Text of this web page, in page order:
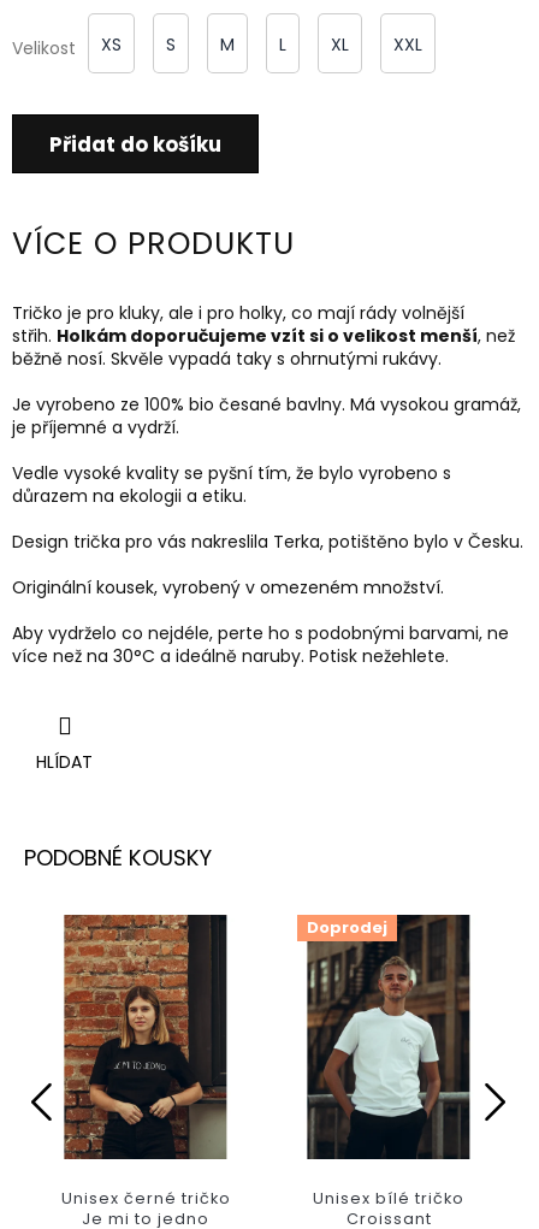
Velikost XS S M L XL XXL
Přidat do košíku
VÍCE O PRODUKTU
Tričko je pro kluky, ale i pro holky, co mají rády volnější
střih. Holkám doporučujeme vzít si o velikost menší, než
běžně nosí. Skvěle vypadá taky s ohrnutými rukávy.
Je vyrobeno ze 100% bio česané bavlny. Má vysokou gramáž,
je příjemné a vydrží.
Vedle vysoké kvality se pyšní tím, že bylo vyrobeno s
důrazem na ekologii a etiku.
Design trička pro vás nakreslila Terka, potištěno bylo v Česku.
Originální kousek, vyrobený v omezeném množství.
Aby vydrželo co nejdéle, perte ho s podobnými barvami, ne
více než na 30°C a ideálně naruby. Potisk nežehlete.
HLÍDAT
Unisex černé tričko
Je mi to jedno
Doprodej
Unisex bílé tričko
Croissant